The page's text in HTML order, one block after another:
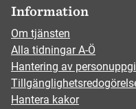
Information
Om tjänsten
Alla tidningar A-Ö
Hantering av
Hantera kakor